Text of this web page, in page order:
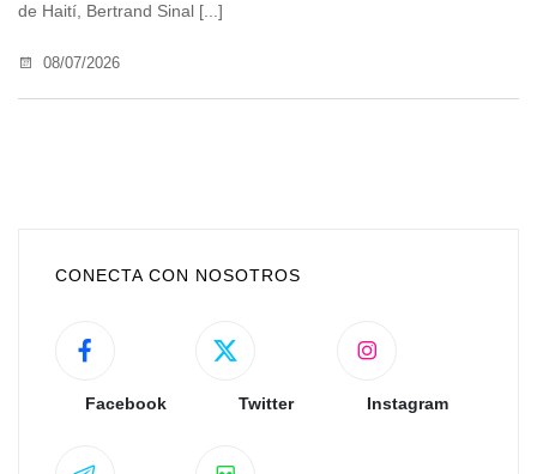
de Haití, Bertrand Sinal [...]
08/07/2026
CONECTA CON NOSOTROS
Facebook Twitter Instagram